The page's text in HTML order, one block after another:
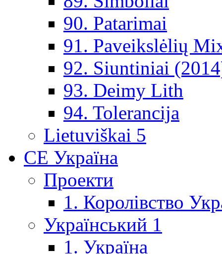
90. Patarimai
91. Paveikslėlių
92. Siuntiniai
93. Deimy Lith
94. Tolerancija
Lietuviškai 5
CE Україна
Проекти
1. Королівство
Український 1
1. Україна